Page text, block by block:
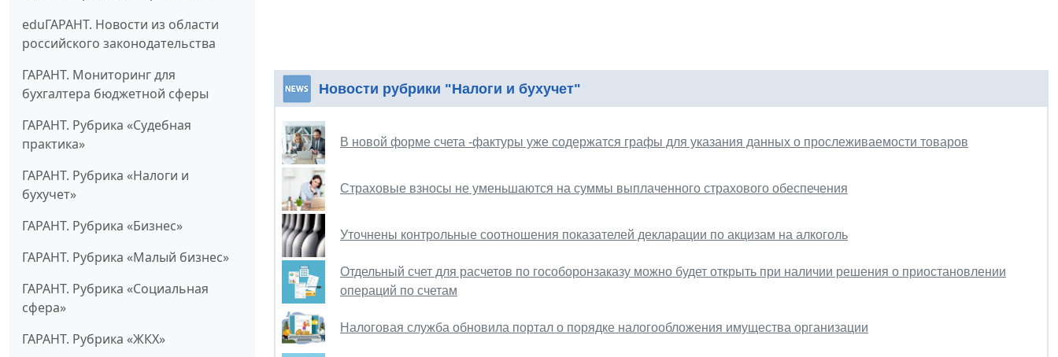
eduГАРАНТ. Новости из области
российского законодательства
ГАРАНТ. Мониторинг для
бухгалтера бюджетной сферы
ГАРАНТ. Рубрика «Судебная
практика»
ГАРАНТ. Рубрика «Налоги и
бухучет»
ГАРАНТ. Рубрика «Бизнес»
ГАРАНТ. Рубрика «Малый бизнес»
ГАРАНТ. Рубрика «Социальная
сфера»
ГАРАНТ. Рубрика «ЖКХ»
Новости рубрики "Налоги и бухучет"
В новой форме счета -фактуры уже содержатся графы для указания данных о прослеживаемости товаров
Страховые взносы не уменьшаются на суммы выплаченного страхового обеспечения
Уточнены контрольные соотношения показателей декларации по акцизам на алкоголь
Отдельный счет для расчетов по гособоронзаказу можно будет открыть при наличии решения о приостановлении
операций по счетам
Налоговая служба обновила портал о порядке налогообложения имущества организации